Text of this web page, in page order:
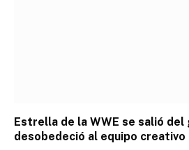
Estrella de la WWE se salió del
desobedeció al equipo creativo